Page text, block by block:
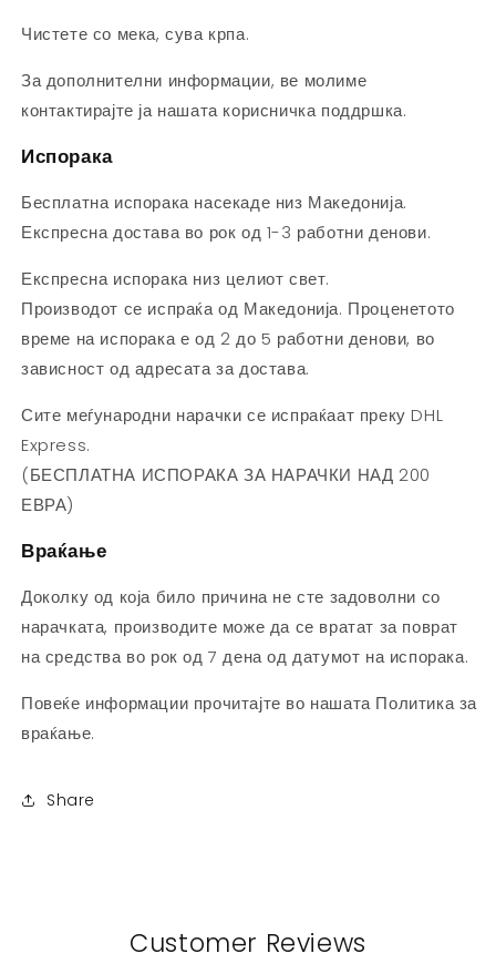
Чистете со мека, сува крпа.
За дополнителни информации, ве молиме
контактирајте ја нашата корисничка поддршка.
Испорака
Бесплатна испорака насекаде низ Македонија.
Експресна достава во рок од 1-3 работни денови.
Експресна испорака низ целиот свет.
Производот се испраќа од Македонија. Проценетото
време на испорака е од 2 до 5 работни денови, во
зависност од адресата за достава.
Сите меѓународни нарачки се испраќаат преку DHL
Express.
(БЕСПЛАТНА ИСПОРАКА ЗА НАРАЧКИ НАД 200
ЕВРА)
Враќање
Доколку од која било причина не сте задоволни со
нарачката, производите може да се вратат за поврат
на средства во рок од 7 дена од датумот на испорака.
Повеќе информации прочитајте во нашата Политика за
враќање.
Share
Customer Reviews